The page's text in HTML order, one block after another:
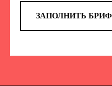
ЗАПОЛНИТЬ БРИФ
анонс новых спикеров и другие
новости конференции